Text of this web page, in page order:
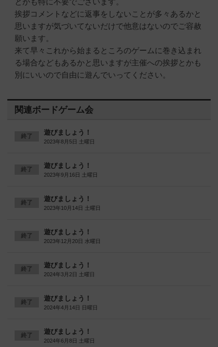
挨拶コメントなどに返事をしないことが多々あるかと
思いますが気づいてないだけで他意はないのでご容赦
願います。
来て早々これから始まるところのゲームに巻き込まれ
る場合などもあるかと思いますが主催への挨拶とかも
別にいいので自由に遊んでいってください。
関連ボードゲーム会
終了 遊びましょう！
2023年8月5日 土曜日
終了 遊びましょう！
2023年9月16日 土曜日
終了 遊びましょう！
2023年10月14日 土曜日
終了 遊びましょう！
2023年12月20日 水曜日
終了 遊びましょう！
2024年3月2日 土曜日
終了 遊びましょう！
2024年4月14日 日曜日
終了 遊びましょう！
2024年6月8日 土曜日